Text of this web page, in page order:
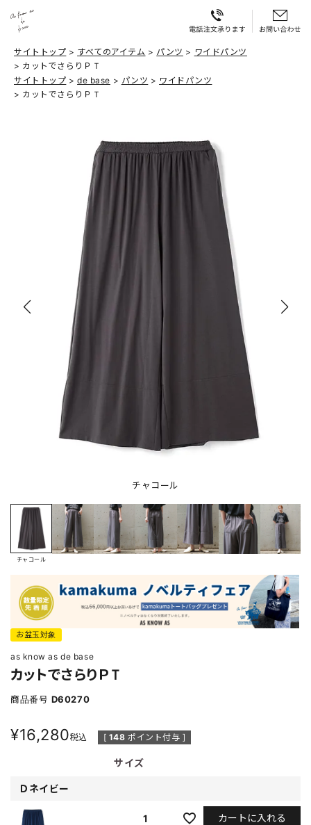
サイトトップ すべてのアイテム パンツ
ワイドパンツ
カットでさらりＰＴ
サイトトップ
de base パンツ
ワイドパンツ
カットでさらりＰＴ
チャコール
チャコール
お盆玉対象
as know as de base
カットでさらりＰＴ
商品番号 D60270
¥16,280税込 [ 148 ポイント付与 ]
サイズ
Ｄネイビー
1 カートに入れる